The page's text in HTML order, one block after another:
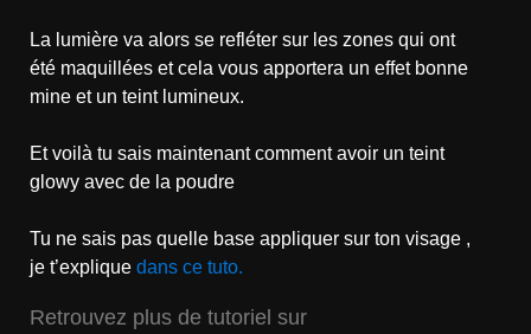
La lumière va alors se refléter sur les zones qui ont
été maquillées et cela vous apportera un effet bonne
mine et un teint lumineux.
Et voilà tu sais maintenant comment avoir un teint
glowy avec de la poudre
Tu ne sais pas quelle base appliquer sur ton visage ,
je t’explique dans ce tuto.
Retrouvez plus de tutoriel sur